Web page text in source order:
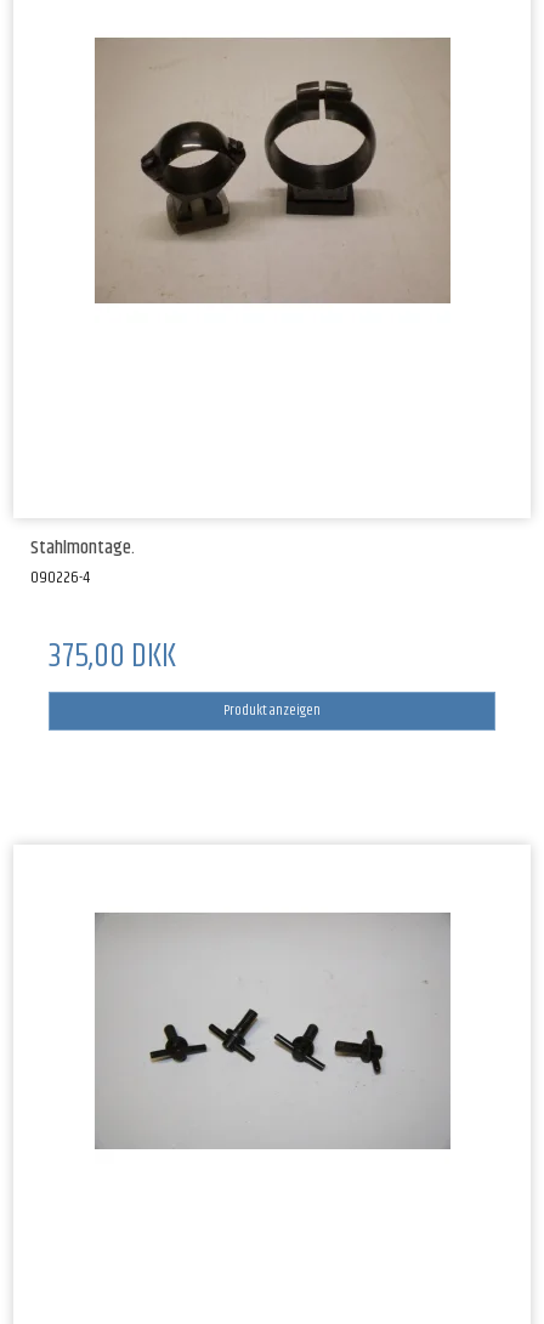
Stahlmontage.
090226-4
375,00 DKK
Produkt anzeigen